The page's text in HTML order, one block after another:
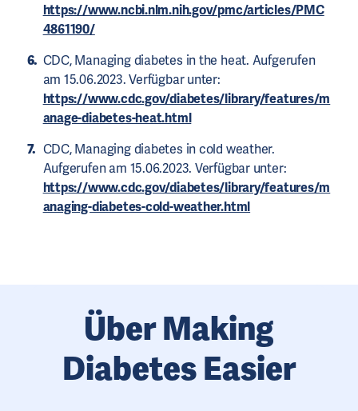
https://www.ncbi.nlm.nih.gov/pmc/articles/PMC
4861190/
CDC, Managing diabetes in the heat. Aufgerufen
am 15.06.2023. Verfügbar unter:
https://www.cdc.gov/diabetes/library/features/m
anage-diabetes-heat.html
CDC, Managing diabetes in cold weather.
Aufgerufen am 15.06.2023. Verfügbar unter:
https://www.cdc.gov/diabetes/library/features/m
anaging-diabetes-cold-weather.html
Über Making
Diabetes Easier